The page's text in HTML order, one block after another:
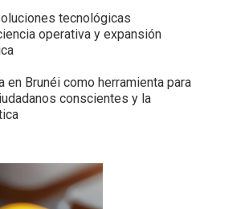
tecnológicas
operativa y expansión
en Brunéi como herramienta para
conscientes y la